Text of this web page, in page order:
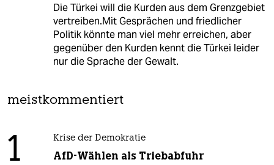
Die Türkei will die Kurden aus dem Grenzgebiet
vertreiben.Mit Gesprächen und friedlicher
Politik könnte man viel mehr erreichen, aber
gegenüber den Kurden kennt die Türkei leider
nur die Sprache der Gewalt.
meistkommentiert
1 Krise der Demokratie
AfD-Wählen als Triebabfuhr